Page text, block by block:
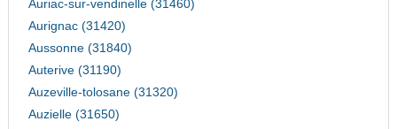
Auriac-sur-vendinelle (31460)
Aurignac (31420)
Aussonne (31840)
Auterive (31190)
Auzeville-tolosane (31320)
Auzielle (31650)